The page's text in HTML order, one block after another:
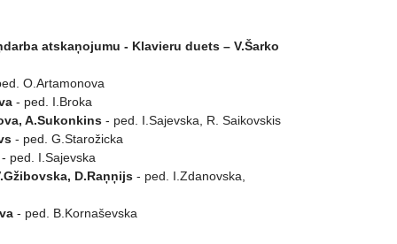
atskaņojumu - Klavieru duets – V.Šarko
O.Artamonova
- ped. I.Broka
A.Sukonkins - ped. I.Sajevska, R. Saikovskis
- ped. G.Starožicka
- ped. I.Sajevska
D.Raņņijs - ped. I.Zdanovska,
- ped. B.Kornaševska